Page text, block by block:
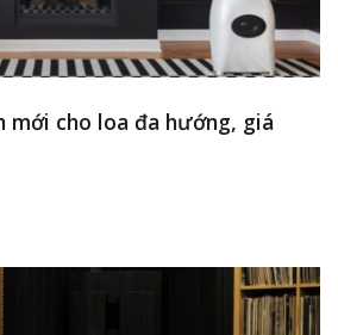
mới cho loa đa hướng, giá